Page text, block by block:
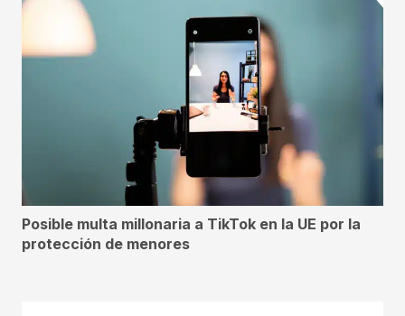
Posible multa millonaria a TikTok en la UE por la
protección de menores